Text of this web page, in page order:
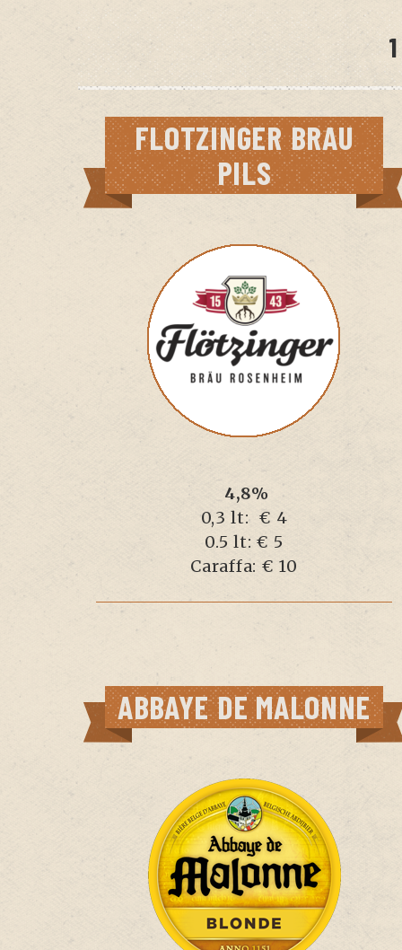
FLOTZINGER BRAU
PILS
4,8%
0,3 lt: € 4
0.5 lt: € 5
Caraffa: € 10
ABBAYE DE MALONNE